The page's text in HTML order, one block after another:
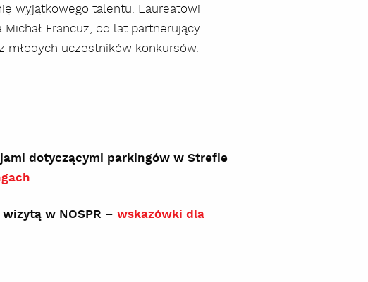
wyjątkowego talentu. Laureatowi
Francuz, od lat partnerujący
młodych uczestników konkursów.
dotyczącymi parkingów w Strefie
w NOSPR –wskazówki dla